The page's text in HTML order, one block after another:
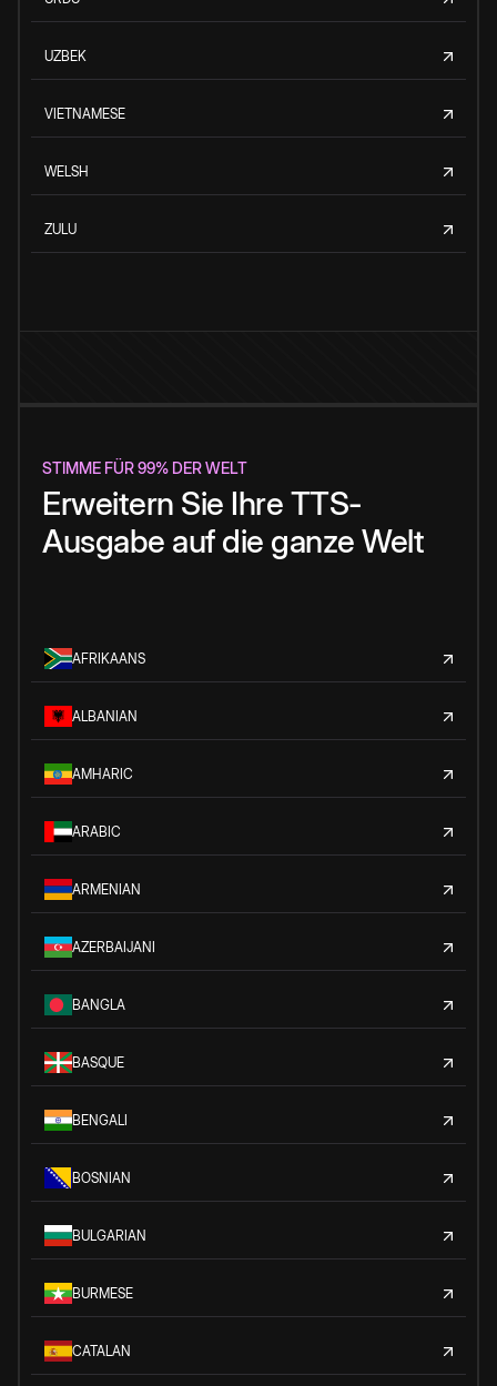
UZBEK
VIETNAMESE
WELSH
ZULU
STIMME FÜR 99% DER WELT
Erweitern Sie Ihre TTS-
Ausgabe auf die ganze Welt
AFRIKAANS
ALBANIAN
AMHARIC
ARABIC
ARMENIAN
AZERBAIJANI
BANGLA
BASQUE
BENGALI
BOSNIAN
BULGARIAN
BURMESE
CATALAN